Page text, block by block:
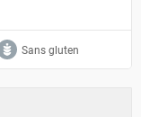
Sans gluten